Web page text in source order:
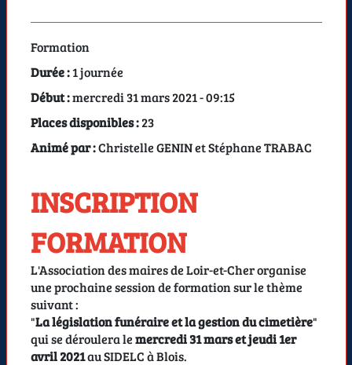
Formation
Durée :1 journée
Début :mercredi 31 mars 2021 - 09:15
Places disponibles :23
Animé par :Christelle GENIN et Stéphane TRABAC
INSCRIPTION
FORMATION
L'Association des maires de Loir-et-Cher organise
une prochaine session de formation sur le thème
suivant :
"La législation funéraire et la gestion du cimetière"
qui se déroulera lemercredi 31 mars et jeudi 1er
avril 2021au SIDELC à Blois.